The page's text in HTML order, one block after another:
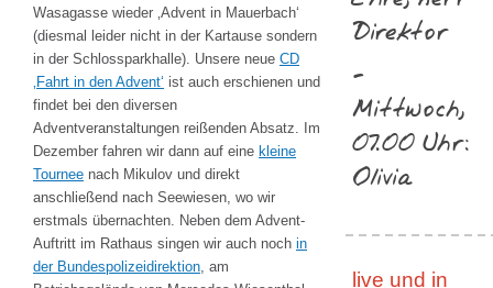
Wasagasse wieder ‚Advent in Mauerbach‘
(diesmal leider nicht in der Kartause sondern
in der Schlossparkhalle). Unsere neue CD
‚Fahrt in den Advent‘ ist auch erschienen und
findet bei den diversen
Adventveranstaltungen reißenden Absatz. Im
Dezember fahren wir dann auf eine kleine
Tournee nach Mikulov und direkt
anschließend nach Seewiesen, wo wir
erstmals übernachten. Neben dem Advent-
Auftritt im Rathaus singen wir auch noch in
der Bundespolizeidirektion, am
Direktor
-
Mittwoch,
07.00 Uhr:
Olivia
live und in